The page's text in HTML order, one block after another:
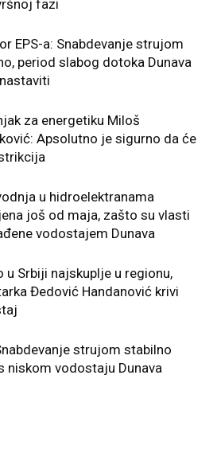
fazi
EPS-a: Snabdevanje strujom
period slabog dotoka Dunava
za energetiku Miloš
Apsolutno je sigurno da će
u hidroelektranama
još od maja, zašto su vlasti
vodostajem Dunava
u Srbiji najskuplje u regionu,
Đedović Handanović krivi
strujom stabilno
niskom vodostaju Dunava